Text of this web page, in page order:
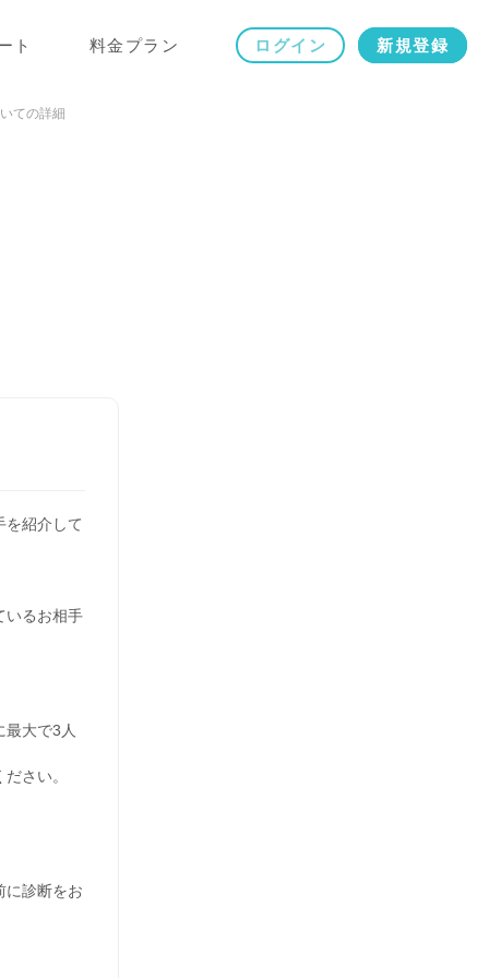
ト 料金プラン ログイン 新規登録
ての詳細
を紹介して
いるお相手
大で3人
さい。
に診断をお